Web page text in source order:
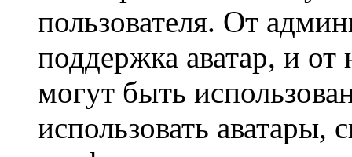
пользователя. От
поддержка аватар, и от
могут быть
использовать аватары,